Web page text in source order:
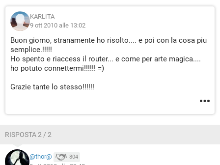
KARLITA
9 ott 2010 alle 13:02
Buon giorno, stranamente ho risolto.... e poi con la cosa piu
semplice.!!!!!
Ho spento e riaccess il router... e come per arte magica....
ho potuto connettermi!!!!!! =)
Grazie tante lo stesso!!!!!!
RISPOSTA 2 / 2
@thor@ 804